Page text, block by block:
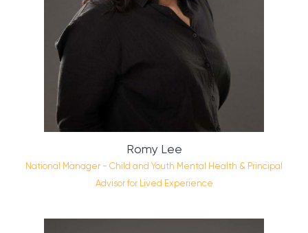
Romy Lee
National Manager - Child and Youth Mental Health & Principal
Advisor for Lived Experience